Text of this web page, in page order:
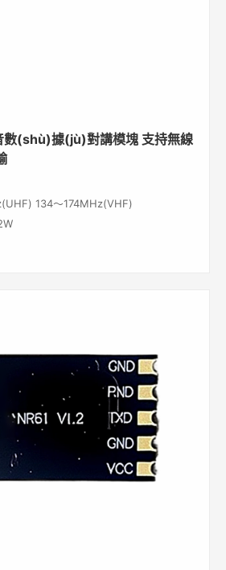
(shù)據(jù)對講模塊 支持無線
134～174MHz(VHF)